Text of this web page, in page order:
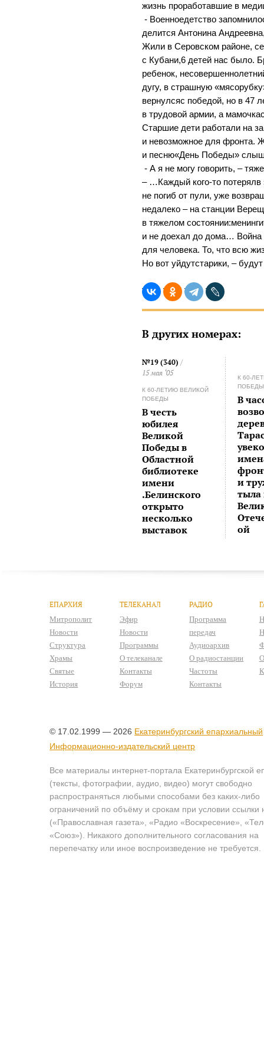
жизнь проработавшие в
- Военноедетство
делится Антонина
Жили в Серовском районе,
с Кубани,6 детей нас было.
ребенок,
дугу, в страшную
вернулсяс победой, но в 47
в трудовой армии, а
Старшие дети работали на
и невозможное для
и песню«День Победы»
- А я не могу говорить, –
– …Каждый кого-то
не погиб от пули, уже
недалеко – на станции
в тяжелом
и не доехал до дома… Война
для человека. То, что всю
Но вот уйдутстарики, –
В других номерах:
№19 (340) /
15 мая ‘05
К 60-ЛЕТИЮ ВЕЛИКОЙ
ПОБЕДЫ
В честь
юбилея
Великой
Победы в
Областной
библиотеке
имени
.Белинского
открыто
несколько
выставок
К 60-
ПОБЕДЫ
В
и
тыла
ой
ЕПАРХИЯ
Митрополит
Новости
Структура
Храмы
Святые
История
ТЕЛЕКАНАЛ
Эфир
Новости
Программы
О телеканале
Контакты
Форум
РАДИО
Программа
передач
Аудиоархив
О радиостанции
Частоты
Контакты
© 17.02.1999 — 2026 Екатеринбургский епархиальный
Информационно-издательский центр
Все материалы интернет-портала Екатеринбургской
(тексты, фотографии, аудио, видео) могут свободно
распространяться любыми способами без каких-либо
ограничений по объёму и срокам при условии ссылки
(«Православная газета», «Радио «Воскресение»,
«Союз»). Никакого дополнительного согласования на
перепечатку или иное воспроизведение не требуется.